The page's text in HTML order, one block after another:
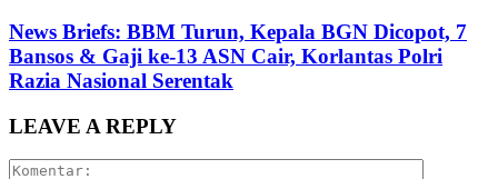
News Briefs: BBM Turun, Kepala BGN Dicopot, 7
Bansos & Gaji ke-13 ASN Cair, Korlantas Polri
Razia Nasional Serentak
LEAVE A REPLY